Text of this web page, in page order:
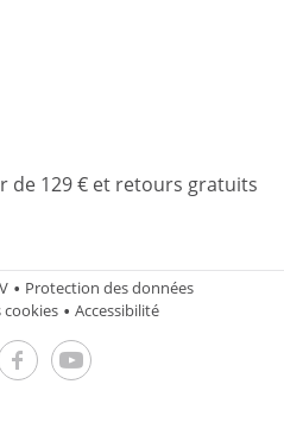
de 129 € et retours gratuits
Protection des données
cookies
Accessibilité